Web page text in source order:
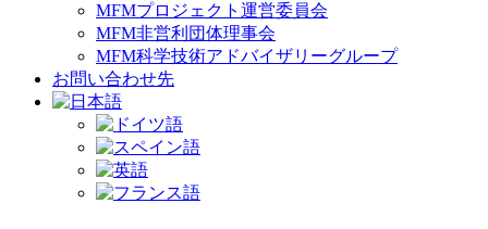
MFMプロジェクト運営委員会
MFM非営利団体理事会
MFM科学技術アドバイザリーグループ
お問い合わせ先